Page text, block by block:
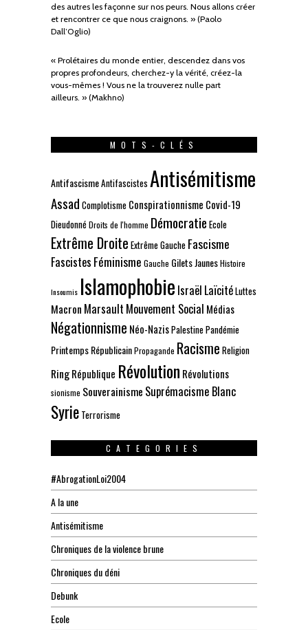
des autres les façonne sur nos peurs. Nous allons créer
et rencontrer ce que nous craignons. » (Paolo
Dall’Oglio)
« Prolétaires du monde entier, descendez dans vos
propres profondeurs, cherchez-y la vérité, créez-la
vous-mêmes ! Vous ne la trouverez nulle part
ailleurs. » (Makhno)
MOTS-CLÉS
AntifascismeAntifascistes Antisémitisme
Assad Complotisme Conspirationnisme Covid-19
DieudonnéDroits de l'homme Démocratie Ecole
Extrême Droite Extrême Gauche Fascisme
Fascistes Féminisme Gauche Gilets JaunesHistoire
Insoumis Islamophobie Israël LaïcitéLuttes
Macron Marsault Mouvement Social Médias
Négationnisme Néo-NazisPalestinePandémie
Printemps RépublicainPropagande Racisme Religion
RingRépublique Révolution Révolutions
sionisme Souverainisme Suprémacisme Blanc
Syrie Terrorisme
CATEGORIES
#AbrogationLoi2004
A la une
Antisémitisme
Chroniques de la violence brune
Chroniques du déni
Debunk
Ecole